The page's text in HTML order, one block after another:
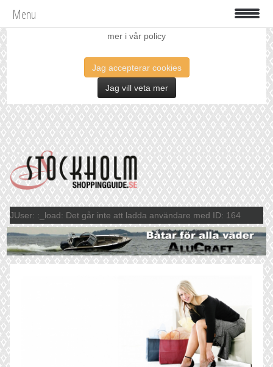
Vi använder oss av cookies för att förbättra din upplevelse. Läs
mer i vår policy
Jag accepterar cookies
Jag vill veta mer
Menu
JUser: :_load: Det går inte att ladda användare med ID: 164